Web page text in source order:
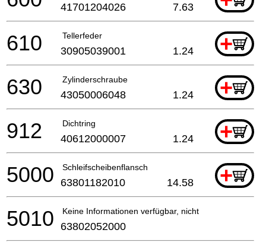
41701204026 7.63
Tellerfeder +
610 30905039001 1.24
Zylinderschraube +
630 43050006048 1.24
Dichtring +
912 40612000007 1.24
Schleifscheibenflansch +
5000 63801182010 14.58
Keine Informationen verfügbar, nicht bestellbar
5010 63802052000